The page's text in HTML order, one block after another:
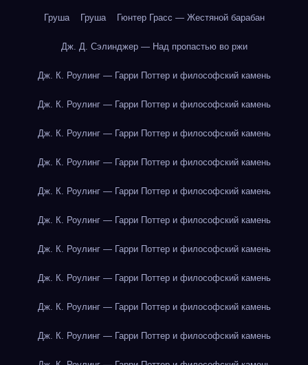
Груша Груша Гюнтер Грасс — Жестяной барабан
Дж. Д. Сэлинджер — Над пропастью во ржи
Дж. К. Роулинг — Гарри Поттер и философский камень
Дж. К. Роулинг — Гарри Поттер и философский камень
Дж. К. Роулинг — Гарри Поттер и философский камень
Дж. К. Роулинг — Гарри Поттер и философский камень
Дж. К. Роулинг — Гарри Поттер и философский камень
Дж. К. Роулинг — Гарри Поттер и философский камень
Дж. К. Роулинг — Гарри Поттер и философский камень
Дж. К. Роулинг — Гарри Поттер и философский камень
Дж. К. Роулинг — Гарри Поттер и философский камень
Дж. К. Роулинг — Гарри Поттер и философский камень